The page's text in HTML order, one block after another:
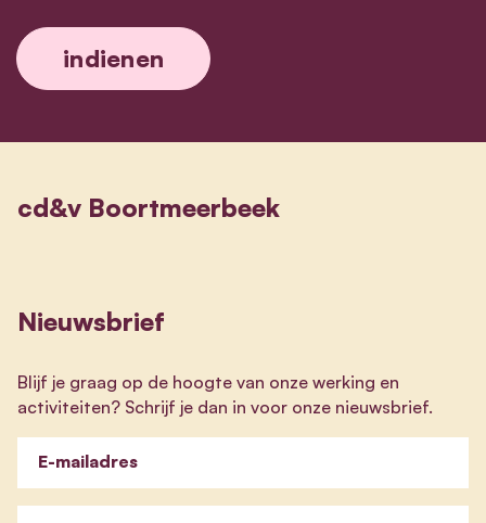
cd&v Boortmeerbeek
Nieuwsbrief
Blijf je graag op de hoogte van onze werking en
activiteiten? Schrijf je dan in voor onze nieuwsbrief.
E-mailadres